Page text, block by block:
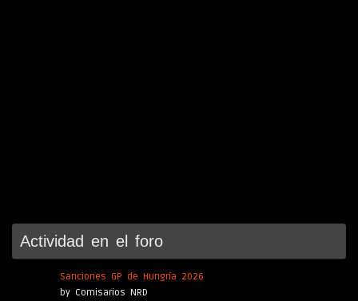
Actividad en el foro
Sanciones GP de Hungría 2026
by Comisarios NRD